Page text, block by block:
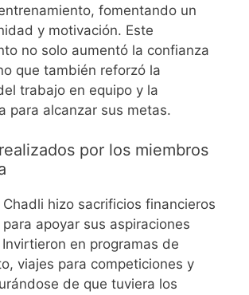
fomentando un
y motivación. Este
no solo aumentó la confianza
que también reforzó la
trabajo en equipo y la
para alcanzar sus metas.
por los miembros
hizo sacrificios financieros
apoyar sus aspiraciones
en programas de
viajes para competiciones y
de que tuviera los